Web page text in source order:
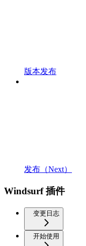
版本发布
发布（Next）
Windsurf 插件
变更日志
开始使用